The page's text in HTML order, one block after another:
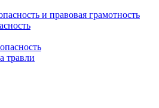
и правовая грамотность
травли